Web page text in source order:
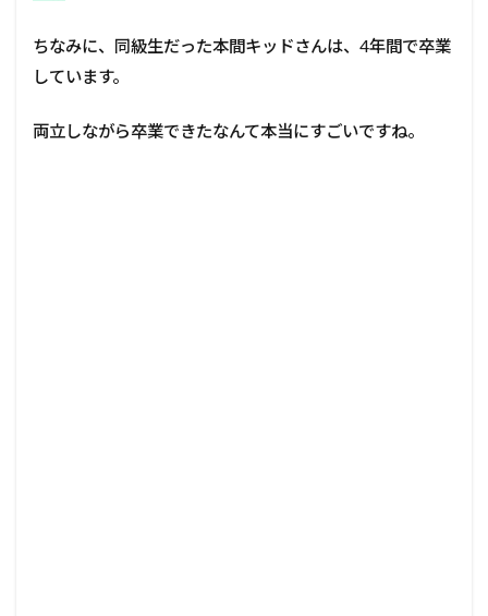
ちなみに、同級生だった本間キッドさんは、4年間で卒業
しています。
両立しながら卒業できたなんて本当にすごいですね。